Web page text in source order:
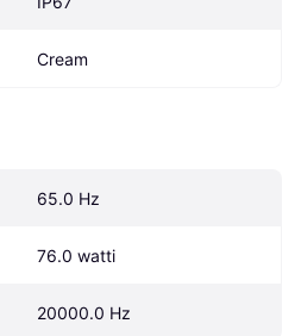
Cream
65.0 Hz
76.0 watti
20000.0 Hz